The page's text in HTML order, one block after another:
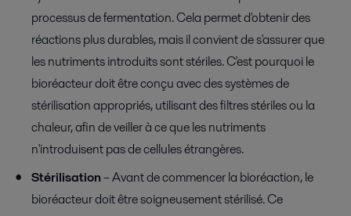
processus de fermentation. Cela permet d'obtenir des
réactions plus durables, mais il convient de s'assurer que
les nutriments introduits sont stériles. C'est pourquoi le
bioréacteur doit être conçu avec des systèmes de
stérilisation appropriés, utilisant des filtres stériles ou la
chaleur, afin de veiller à ce que les nutriments
n'introduisent pas de cellules étrangères.
Stérilisation– Avant de commencer la bioréaction, le
bioréacteur doit être soigneusement stérilisé. Ce